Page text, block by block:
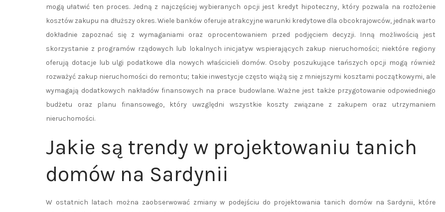
mogą ułatwić ten proces. Jedną z najczęściej wybieranych opcji jest kredyt hipoteczny, który pozwala na rozłożenie
kosztów zakupu na dłuższy okres. Wiele banków oferuje atrakcyjne warunki kredytowe dla obcokrajowców, jednak warto
dokładnie zapoznać się z wymaganiami oraz oprocentowaniem przed podjęciem decyzji. Inną możliwością jest
skorzystanie z programów rządowych lub lokalnych inicjatyw wspierających zakup nieruchomości; niektóre regiony
oferują dotacje lub ulgi podatkowe dla nowych właścicieli domów. Osoby poszukujące tańszych opcji mogą również
rozważyć zakup nieruchomości do remontu; takie inwestycje często wiążą się z mniejszymi kosztami początkowymi, ale
wymagają dodatkowych nakładów finansowych na prace budowlane. Ważne jest także przygotowanie odpowiedniego
budżetu oraz planu finansowego, który uwzględni wszystkie koszty związane z zakupem oraz utrzymaniem
nieruchomości.
Jakie są trendy w projektowaniu tanich
domów na Sardynii
W ostatnich latach można zaobserwować zmiany w podejściu do projektowania tanich domów na Sardynii, które